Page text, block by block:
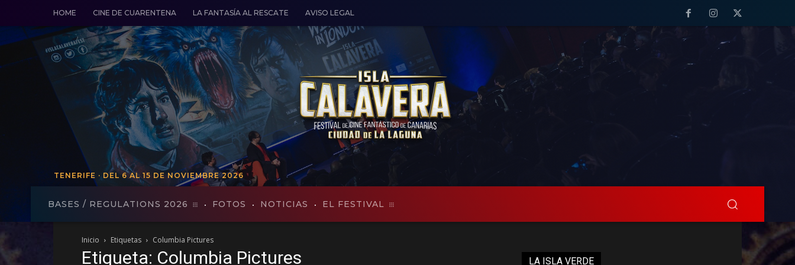
HOME CINE DE CUARENTENA LA FANTASÍA AL RESCATE AVISO LEGAL
TENERIFE · DEL 6 AL 15 DE NOVIEMBRE 2026
BASES / REGULATIONS 2026 FOTOS NOTICIAS EL FESTIVAL
Inicio Etiquetas Columbia Pictures
Etiqueta: Columbia Pictures LA ISLA VERDE